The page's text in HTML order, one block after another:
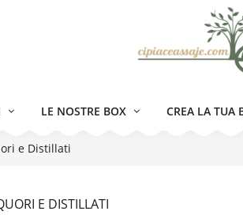
LE NOSTRE BOX CREA LA TUA
e Distillati
E DISTILLATI